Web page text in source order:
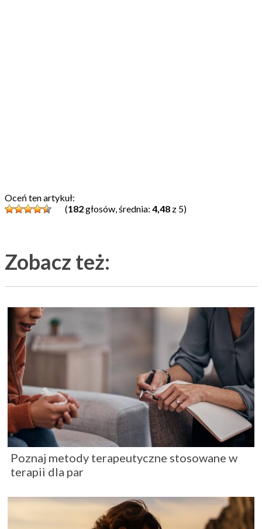
Oceń ten artykuł:
(182głosów, średnia: 4,48 z 5)
Zobacz też:
Poznaj metody terapeutyczne stosowane w
terapii dla par